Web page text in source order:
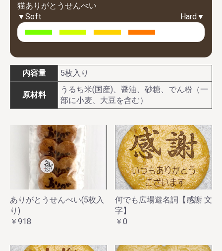
猫ありがとうせんべい
▼Soft
Hard▼
内容量 5枚入り
原材料
うるち米(国産)、醤油、砂糖、でん粉（一
部に小麦、大豆を含む）
ありがとうせんべい(5枚入
り)
￥918
何でも広場遊名詞【感謝 文
字】
￥0